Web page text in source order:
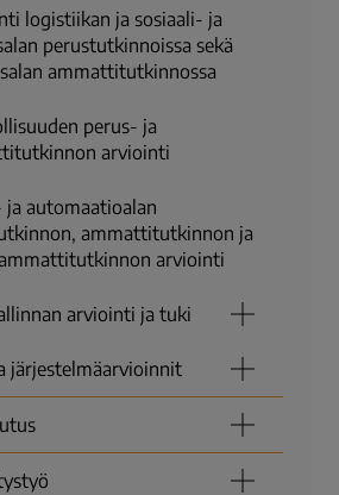
logistiikan ja sosiaali- ja
perustutkinnoissa sekä
ammattitutkinnossa
perus- ja
arviointi
ja automaatioalan
ammattitutkinnon ja
arviointi
arviointi ja tuki
järjestelmäarvioinnit